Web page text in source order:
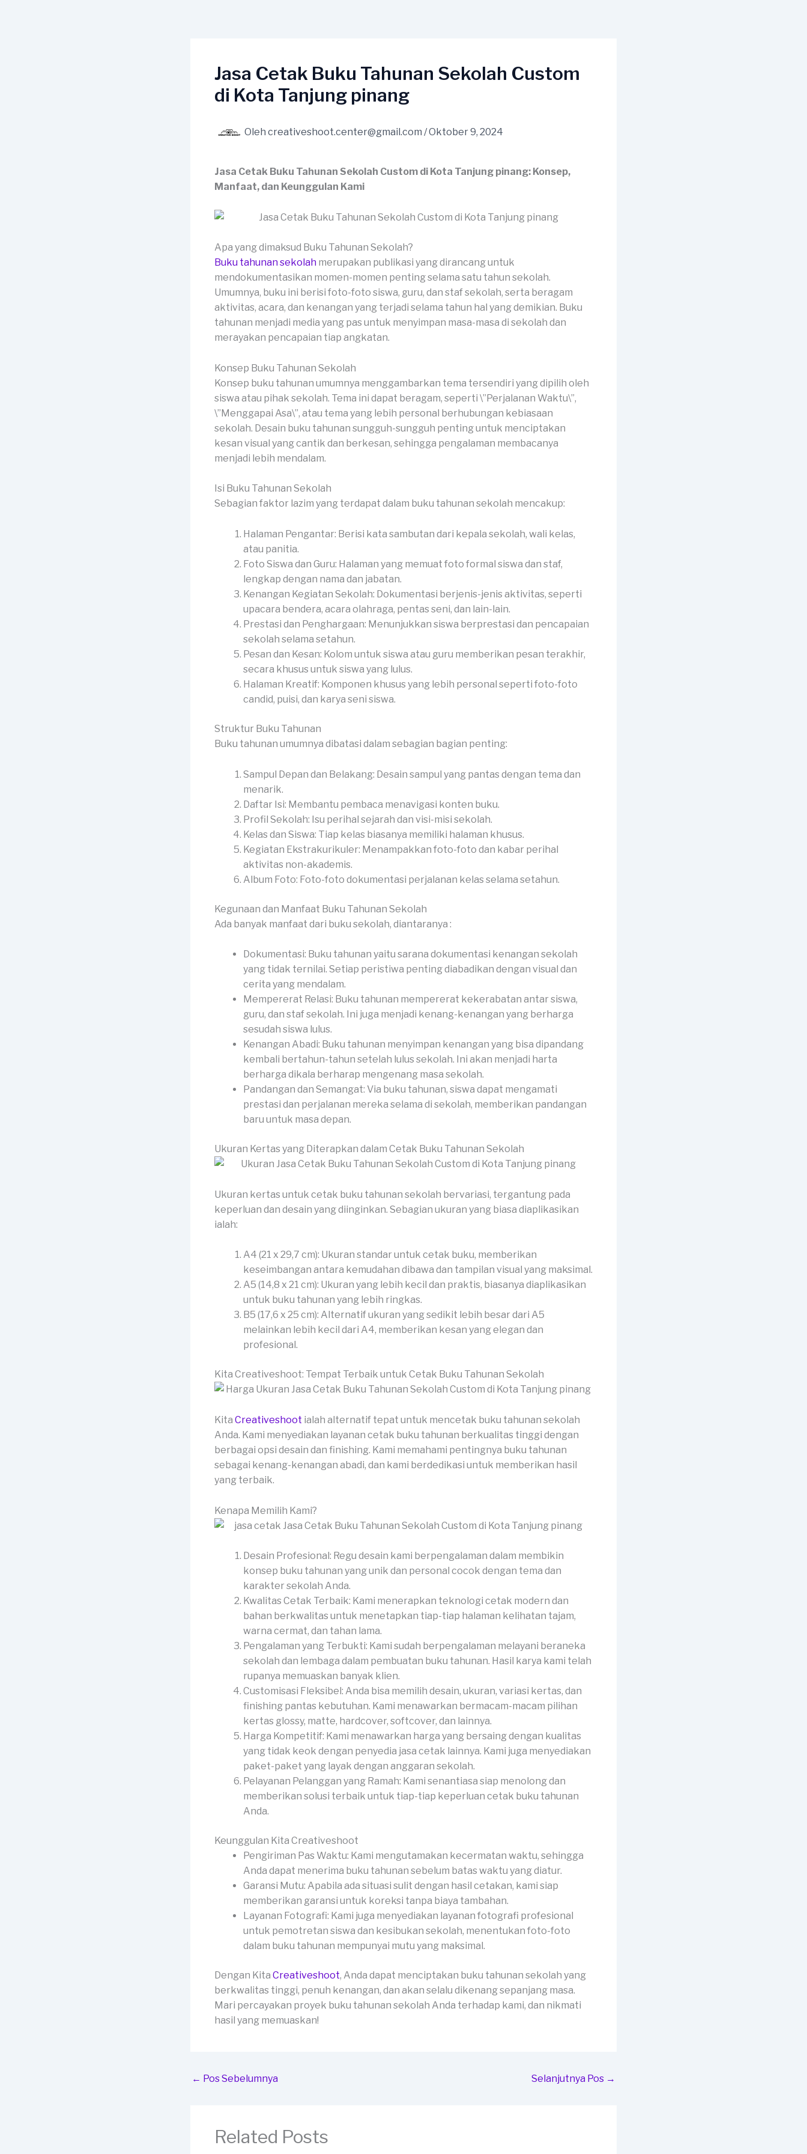
Jasa Cetak Buku Tahunan Sekolah Custom
di Kota Tanjung pinang
Oleh creativeshoot.center@gmail.com /Oktober 9, 2024
Jasa Cetak Buku Tahunan Sekolah Custom di Kota Tanjung pinang: Konsep,
Manfaat, dan Keunggulan Kami
Apa yang dimaksud Buku Tahunan Sekolah?
Buku tahunan sekolah merupakan publikasi yang dirancang untuk
mendokumentasikan momen-momen penting selama satu tahun sekolah.
Umumnya, buku ini berisi foto-foto siswa, guru, dan staf sekolah, serta beragam
aktivitas, acara, dan kenangan yang terjadi selama tahun hal yang demikian. Buku
tahunan menjadi media yang pas untuk menyimpan masa-masa di sekolah dan
merayakan pencapaian tiap angkatan.
Konsep Buku Tahunan Sekolah
Konsep buku tahunan umumnya menggambarkan tema tersendiri yang dipilih oleh
siswa atau pihak sekolah. Tema ini dapat beragam, seperti \”Perjalanan Waktu\”,
\”Menggapai Asa\”, atau tema yang lebih personal berhubungan kebiasaan
sekolah. Desain buku tahunan sungguh-sungguh penting untuk menciptakan
kesan visual yang cantik dan berkesan, sehingga pengalaman membacanya
menjadi lebih mendalam.
Isi Buku Tahunan Sekolah
Sebagian faktor lazim yang terdapat dalam buku tahunan sekolah mencakup:
Halaman Pengantar: Berisi kata sambutan dari kepala sekolah, wali kelas,
atau panitia.
Foto Siswa dan Guru: Halaman yang memuat foto formal siswa dan staf,
lengkap dengan nama dan jabatan.
Kenangan Kegiatan Sekolah: Dokumentasi berjenis-jenis aktivitas, seperti
upacara bendera, acara olahraga, pentas seni, dan lain-lain.
Prestasi dan Penghargaan: Menunjukkan siswa berprestasi dan pencapaian
sekolah selama setahun.
Pesan dan Kesan: Kolom untuk siswa atau guru memberikan pesan terakhir,
secara khusus untuk siswa yang lulus.
Halaman Kreatif: Komponen khusus yang lebih personal seperti foto-foto
candid, puisi, dan karya seni siswa.
Struktur Buku Tahunan
Buku tahunan umumnya dibatasi dalam sebagian bagian penting:
Sampul Depan dan Belakang: Desain sampul yang pantas dengan tema dan
menarik.
Daftar Isi: Membantu pembaca menavigasi konten buku.
Profil Sekolah: Isu perihal sejarah dan visi-misi sekolah.
Kelas dan Siswa: Tiap kelas biasanya memiliki halaman khusus.
Kegiatan Ekstrakurikuler: Menampakkan foto-foto dan kabar perihal
aktivitas non-akademis.
Album Foto: Foto-foto dokumentasi perjalanan kelas selama setahun.
Kegunaan dan Manfaat Buku Tahunan Sekolah
Ada banyak manfaat dari buku sekolah, diantaranya :
Dokumentasi: Buku tahunan yaitu sarana dokumentasi kenangan sekolah
yang tidak ternilai. Setiap peristiwa penting diabadikan dengan visual dan
cerita yang mendalam.
Mempererat Relasi: Buku tahunan mempererat kekerabatan antar siswa,
guru, dan staf sekolah. Ini juga menjadi kenang-kenangan yang berharga
sesudah siswa lulus.
Kenangan Abadi: Buku tahunan menyimpan kenangan yang bisa dipandang
kembali bertahun-tahun setelah lulus sekolah. Ini akan menjadi harta
berharga dikala berharap mengenang masa sekolah.
Pandangan dan Semangat: Via buku tahunan, siswa dapat mengamati
prestasi dan perjalanan mereka selama di sekolah, memberikan pandangan
baru untuk masa depan.
Ukuran Kertas yang Diterapkan dalam Cetak Buku Tahunan Sekolah
Ukuran kertas untuk cetak buku tahunan sekolah bervariasi, tergantung pada
keperluan dan desain yang diinginkan. Sebagian ukuran yang biasa diaplikasikan
ialah:
A4 (21 x 29,7 cm): Ukuran standar untuk cetak buku, memberikan
keseimbangan antara kemudahan dibawa dan tampilan visual yang maksimal.
A5 (14,8 x 21 cm): Ukuran yang lebih kecil dan praktis, biasanya diaplikasikan
untuk buku tahunan yang lebih ringkas.
B5 (17,6 x 25 cm): Alternatif ukuran yang sedikit lebih besar dari A5
melainkan lebih kecil dari A4, memberikan kesan yang elegan dan
profesional.
Kita Creativeshoot: Tempat Terbaik untuk Cetak Buku Tahunan Sekolah
Kita Creativeshoot ialah alternatif tepat untuk mencetak buku tahunan sekolah
Anda. Kami menyediakan layanan cetak buku tahunan berkualitas tinggi dengan
berbagai opsi desain dan finishing. Kami memahami pentingnya buku tahunan
sebagai kenang-kenangan abadi, dan kami berdedikasi untuk memberikan hasil
yang terbaik.
Kenapa Memilih Kami?
Desain Profesional: Regu desain kami berpengalaman dalam membikin
konsep buku tahunan yang unik dan personal cocok dengan tema dan
karakter sekolah Anda.
Kwalitas Cetak Terbaik: Kami menerapkan teknologi cetak modern dan
bahan berkwalitas untuk menetapkan tiap-tiap halaman kelihatan tajam,
warna cermat, dan tahan lama.
Pengalaman yang Terbukti: Kami sudah berpengalaman melayani beraneka
sekolah dan lembaga dalam pembuatan buku tahunan. Hasil karya kami telah
rupanya memuaskan banyak klien.
Customisasi Fleksibel: Anda bisa memilih desain, ukuran, variasi kertas, dan
finishing pantas kebutuhan. Kami menawarkan bermacam-macam pilihan
kertas glossy, matte, hardcover, softcover, dan lainnya.
Harga Kompetitif: Kami menawarkan harga yang bersaing dengan kualitas
yang tidak keok dengan penyedia jasa cetak lainnya. Kami juga menyediakan
paket-paket yang layak dengan anggaran sekolah.
Pelayanan Pelanggan yang Ramah: Kami senantiasa siap menolong dan
memberikan solusi terbaik untuk tiap-tiap keperluan cetak buku tahunan
Anda.
Keunggulan Kita Creativeshoot
Pengiriman Pas Waktu: Kami mengutamakan kecermatan waktu, sehingga
Anda dapat menerima buku tahunan sebelum batas waktu yang diatur.
Garansi Mutu: Apabila ada situasi sulit dengan hasil cetakan, kami siap
memberikan garansi untuk koreksi tanpa biaya tambahan.
Layanan Fotografi: Kami juga menyediakan layanan fotografi profesional
untuk pemotretan siswa dan kesibukan sekolah, menentukan foto-foto
dalam buku tahunan mempunyai mutu yang maksimal.
Dengan Kita Creativeshoot, Anda dapat menciptakan buku tahunan sekolah yang
berkwalitas tinggi, penuh kenangan, dan akan selalu dikenang sepanjang masa.
Mari percayakan proyek buku tahunan sekolah Anda terhadap kami, dan nikmati
hasil yang memuaskan!
← Pos Sebelumnya Selanjutnya Pos →
Related Posts